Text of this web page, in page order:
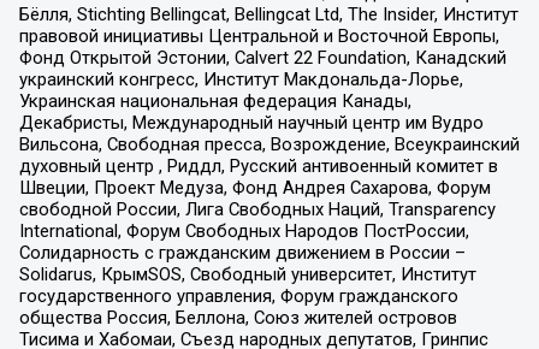
Бёлля, Stichting Bellingcat, Bellingcat Ltd, The Insider, Институт
правовой инициативы Центральной и Восточной Европы,
Фонд Открытой Эстонии, Calvert 22 Foundation, Канадский
украинский конгресс, Институт Макдональда-Лорье,
Украинская национальная федерация Канады,
Декабристы, Международный научный центр им Вудро
Вильсона, Свободная пресса, Возрождение, Всеукраинский
духовный центр , Риддл, Русский антивоенный комитет в
Швеции, Проект Медуза, Фонд Андрея Сахарова, Форум
свободной России, Лига Свободных Наций, Transparеncy
International, Форум Свободных Народов ПостРоссии,
Солидарность с гражданским движением в России –
Solidarus, КрымSOS, Свободный университет, Институт
государственного управления, Форум гражданского
общества Россия, Беллона, Союз жителей островов
Тисима и Хабомаи, Съезд народных депутатов, Гринпис